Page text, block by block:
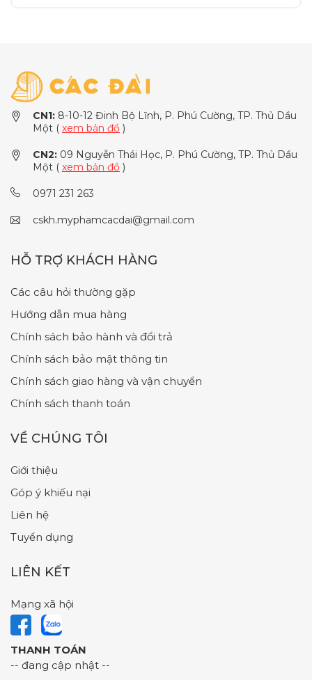
CN1: 8-10-12 Đinh Bộ Lĩnh, P. Phú Cường, TP. Thủ Dầu
Một ( xem bản đồ )
CN2: 09 Nguyễn Thái Học, P. Phú Cường, TP. Thủ Dầu
Một ( xem bản đồ )
0971 231 263
cskh.myphamcacdai@gmail.com
HỖ TRỢ KHÁCH HÀNG
Các câu hỏi thường gặp
Hướng dẫn mua hàng
Chính sách bảo hành và đổi trả
Chính sách bảo mật thông tin
Chính sách giao hàng và vận chuyển
Chính sách thanh toán
VỀ CHÚNG TÔI
Giới thiệu
Góp ý khiếu nại
Liên hệ
Tuyển dụng
LIÊN KẾT
Mạng xã hội
THANH TOÁN
-- đang cập nhật --